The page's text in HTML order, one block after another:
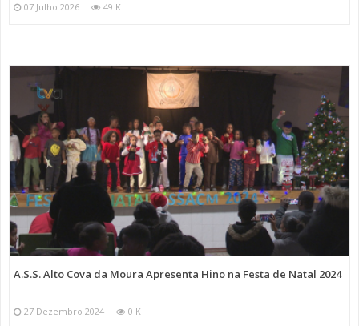
07 Julho 2026 49 K
A.S.S. Alto Cova da Moura Apresenta Hino na Festa de Natal 2024
27 Dezembro 2024 0 K